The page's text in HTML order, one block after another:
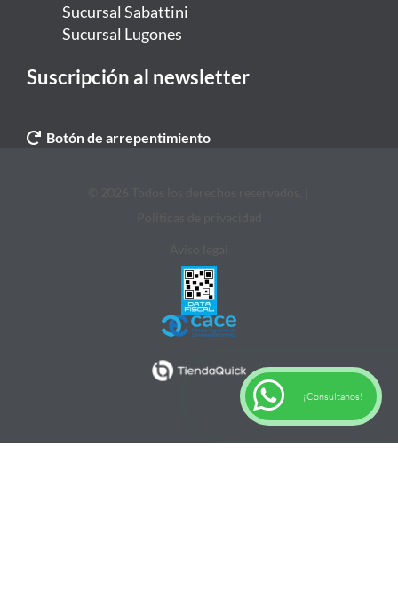
Sucursal Sabattini
Sucursal Lugones
Suscripción al newsletter
Botón de arrepentimiento
¡Consultanos!